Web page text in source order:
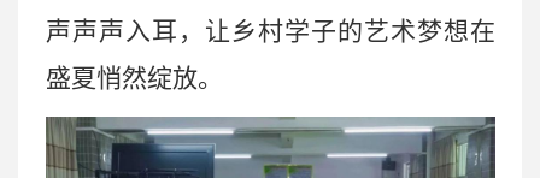
声声声入耳，让乡村学子的艺术梦想在
盛夏悄然绽放。